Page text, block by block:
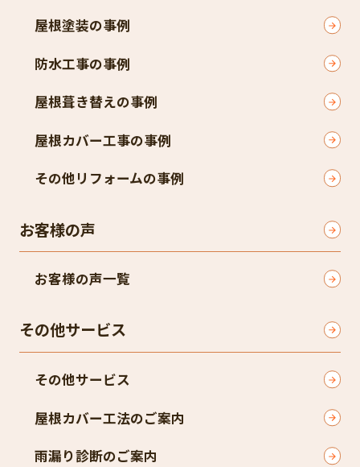
屋根塗装の事例
防水工事の事例
屋根葺き替えの事例
屋根カバー工事の事例
その他リフォームの事例
お客様の声
お客様の声一覧
その他サービス
その他サービス
屋根カバー工法のご案内
雨漏り診断のご案内